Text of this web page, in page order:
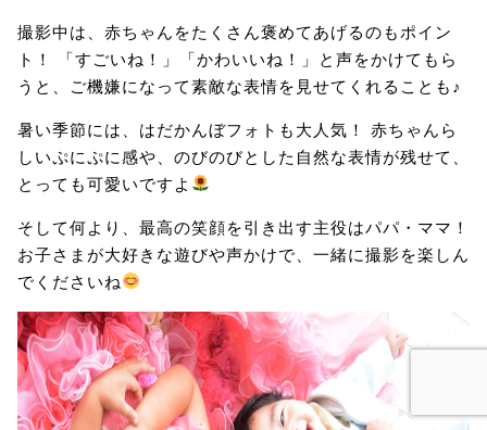
撮影中は、赤ちゃんをたくさん褒めてあげるのもポイン
ト！ 「すごいね！」「かわいいね！」と声をかけてもら
うと、ご機嫌になって素敵な表情を見せてくれることも♪
暑い季節には、はだかんぼフォトも大人気！ 赤ちゃんら
しいぷにぷに感や、のびのびとした自然な表情が残せて、
とっても可愛いですよ
そして何より、最高の笑顔を引き出す主役はパパ・ママ！
お子さまが大好きな遊びや声かけで、一緒に撮影を楽しん
でくださいね